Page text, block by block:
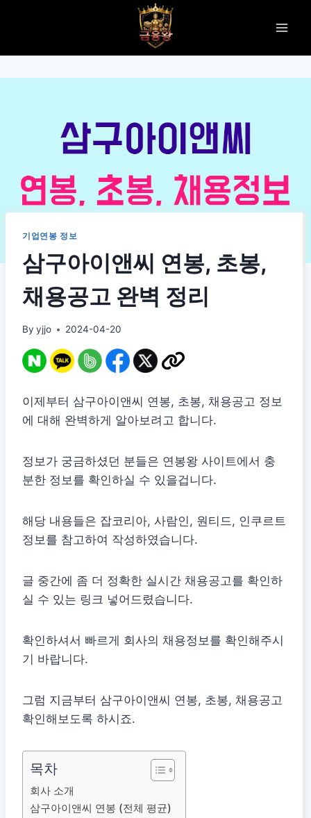
기업연봉 정보
삼구아이앤씨 연봉, 초봉,
채용공고 완벽 정리
By yjjo 2024-04-20
이제부터 삼구아이앤씨 연봉, 초봉, 채용공고 정보
에 대해 완벽하게 알아보려고 합니다.
정보가 궁금하셨던 분들은 연봉왕 사이트에서 충
분한 정보를 확인하실 수 있을겁니다.
해당 내용들은 잡코리아, 사람인, 원티드, 인쿠르트
정보를 참고하여 작성하였습니다.
글 중간에 좀 더 정확한 실시간 채용공고를 확인하
실 수 있는 링크 넣어드렸습니다.
확인하셔서 빠르게 회사의 채용정보를 확인해주시
기 바랍니다.
그럼 지금부터 삼구아이앤씨 연봉, 초봉, 채용공고
확인해보도록 하시죠.
목차
회사 소개
삼구아이앤씨 연봉 (전체 평균)